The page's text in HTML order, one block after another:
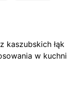
kaszubskich łąk
w kuchni